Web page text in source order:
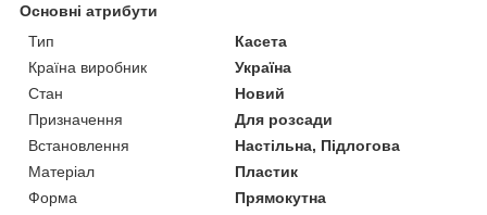
Основні атрибути
Тип
Касета
Країна виробник
Україна
Стан
Новий
Призначення
Для розсади
Встановлення
Настільна, Підлогова
Матеріал
Пластик
Форма
Прямокутна